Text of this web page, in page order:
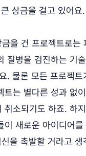
상금을 걸고 있어요.
을 건 프로젝트로는
질병을 검진하는 기
. 물론 모든 프로젝트
트는 별다른 성과 없
취소되기도 하죠. 하
이 새로운 아이디어를
을 촉발할 거라고 생